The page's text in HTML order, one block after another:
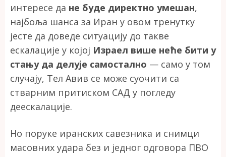
интересе да не буде директно умешан,
најбоља шанса за Иран у овом тренутку
јесте да доведе ситуацију до такве
ескалације у којој Израел више неће бити у
стању да делује самостално — само у том
случају, Тел Авив се може суочити са
стварним притиском САД у погледу
деескалације.
Но поруке иранских савезника и снимци
масовних удара без и једног одговора ПВО